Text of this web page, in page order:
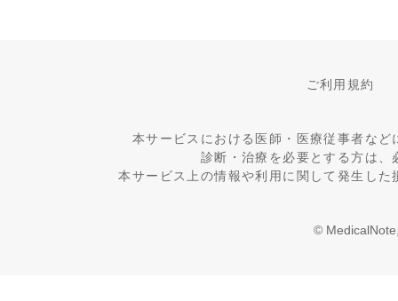
ご利用規約
本サービスにおける医師・医療従事者な
診断・治療を必要とする方は
本サービス上の情報や利用に関して発生し
©